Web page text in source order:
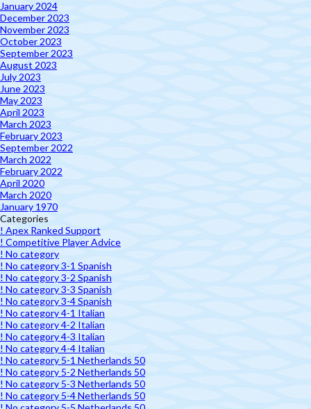
January 2024
December 2023
November 2023
October 2023
September 2023
August 2023
July 2023
June 2023
May 2023
April 2023
March 2023
February 2023
September 2022
March 2022
February 2022
April 2020
March 2020
January 1970
Categories
! Apex Ranked Support
! Competitive Player Advice
! No category
! No category 3-1 Spanish
! No category 3-2 Spanish
! No category 3-3 Spanish
! No category 3-4 Spanish
! No category 4-1 Italian
! No category 4-2 Italian
! No category 4-3 Italian
! No category 4-4 Italian
! No category 5-1 Netherlands 50
! No category 5-2 Netherlands 50
! No category 5-3 Netherlands 50
! No category 5-4 Netherlands 50